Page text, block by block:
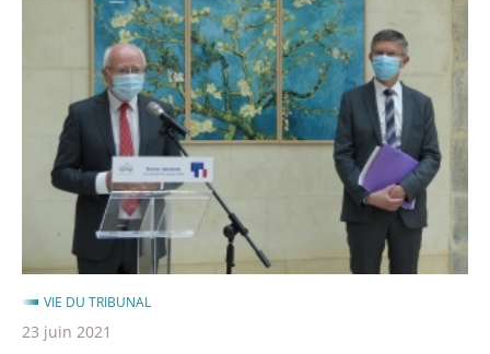
Lasserre,
Président
Conseil
d’Etat
VIE DU TRIBUNAL
23 juin 2021